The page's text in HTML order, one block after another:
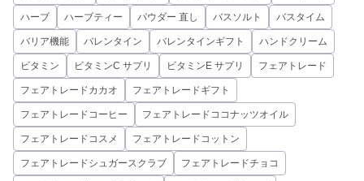
ハーブ ハーブティー パウダー 直し バスソルト バスタイム
バリア機能 バレンタイン バレンタインギフト ハンドクリーム
ビタミン ビタミンC サプリ ビタミンE サプリ フェアトレード
フェアトレードカカオ フェアトレードギフト
フェアトレードコーヒー フェアトレードココナッツオイル
フェアトレードコスメ フェアトレードコットン
フェアトレードシュガースクラブ フェアトレードチョコ